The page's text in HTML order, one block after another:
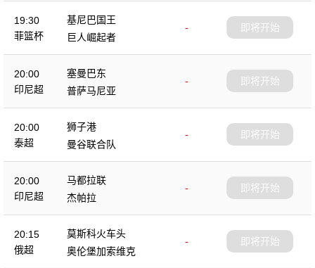
19:30
菲篮杯
基尼巴国王
-
巨人崛起者
即将开始
20:00
印尼超
塞曼巴东
-
普萨马尼亚
即将开始
20:00
泰超
狮子港
-
曼谷联合队
即将开始
20:00
印尼超
马都拉联
-
杰帕拉
即将开始
20:15
俄超
莫斯科火车头
-
奥伦堡加索维克
即将开始